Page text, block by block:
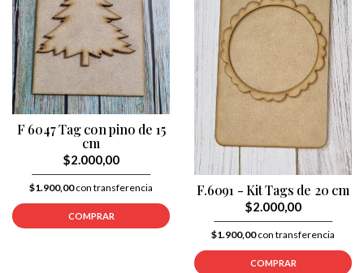
F 6047 Tag con pino de 15
cm
$2.000,00
$1.900,00con transferencia
COMPRAR
F.6091 - Kit Tags de 20 cm
$2.000,00
$1.900,00con transferencia
COMPRAR